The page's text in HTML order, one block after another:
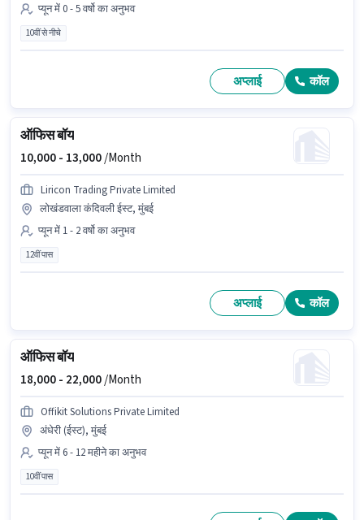
प्यून में 0 - 5 वर्षो का अनुभव
10वीं से नीचे
अप्लाई कॉल
ऑफिस बॉय
10,000 - 13,000/Month
Liricon Trading Private Limited
लोखंडवाला कंदिवली ईस्ट, मुंबई
प्यून में 1 - 2 वर्षो का अनुभव
12वीं पास
अप्लाई कॉल
ऑफिस बॉय
18,000 - 22,000/Month
Offikit Solutions Private Limited
अंधेरी (ईस्ट), मुंबई
प्यून में 6 - 12 महीने का अनुभव
10वीं पास